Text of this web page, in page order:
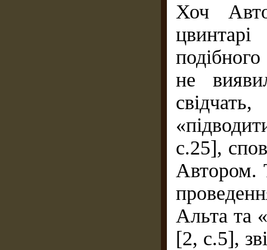
Хоч
не
с.25],
Автором.
Альта та
[2, с.5],